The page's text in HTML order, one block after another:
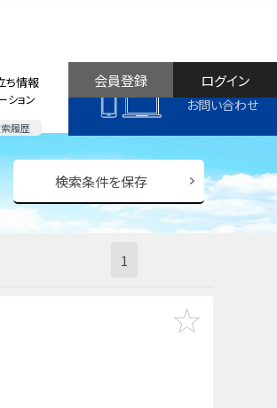
ション
履歴
ち情報
お問い合わせ
ログイン
会員登録
検索条件を保存
1